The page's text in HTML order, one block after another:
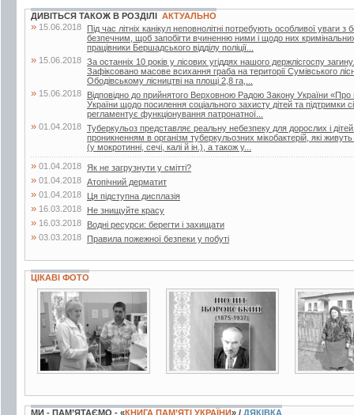
ДИВІТЬСЯ ТАКОЖ В РОЗДІЛІ АКТУАЛЬНО
» 15.06.2018
Під час літніх канікул неповнолітні потребують особливої уваги
безпечним, щоб запобігти вчиненню ними і щодо них
працівники Бершадського відділу поліції...
» 15.06.2018 За останніх 10 років у лісових угіддях нашого держлісгоспу
Зафіксовано масове всихання граба на території Сумівського
Ободівському лісництві на площі 2,8 га,...
» 15.06.2018
Відповідно до прийнятого Верховною Радою Закону України «Про
України щодо посилення соціального захисту дітей та підтримки
регламентує функціонування патронатної...
» 01.04.2018 Туберкульоз представляє реальну небезпеку для дорослих і
проникненням в організм туберкульозних мікобактерій, які
(у мокротинні, сечі, калі й ін.), а також у...
» 01.04.2018 Як не загрузнути у смітті?
» 01.04.2018 Атопічний дерматит
» 01.04.2018 Ця підступна дисплазія
» 16.03.2018 Не знищуйте красу
» 16.03.2018 Водні ресурси: берегти і захищати
» 03.03.2018 Правила пожежної безпеки у побуті
ЦІКАВІ ФОТО
7 фото 3 фото 2 фото
МИ - ПАМ’ЯТАЄМО - «КНИГА ПАМ’ЯТІ УКРАЇНИ» / ДЯКІВКА